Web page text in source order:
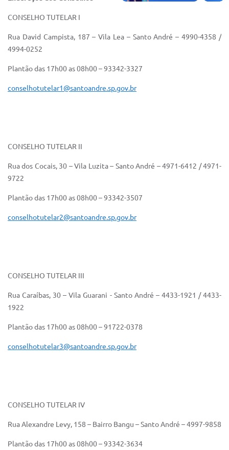
CONSELHO TUTELAR I
Rua David Campista, 187 – Vila Lea – Santo André – 4990-4358 /
4994-0252
Plantão das 17h00 as 08h00 – 93342-3327
conselhotutelar1@santoandre.sp.gov.br
CONSELHO TUTELAR II
Rua dos Cocais, 30 – Vila Luzita – Santo André – 4971-6412 / 4971-
9722
Plantão das 17h00 as 08h00 – 93342-3507
conselhotutelar2@santoandre.sp.gov.br
CONSELHO TUTELAR III
Rua Caraíbas, 30 – Vila Guarani - Santo André – 4433-1921 / 4433-
1922
Plantão das 17h00 as 08h00 – 91722-0378
conselhotutelar3@santoandre.sp.gov.br
CONSELHO TUTELAR IV
Rua Alexandre Levy, 158 – Bairro Bangu – Santo André – 4997-9858
Plantão das 17h00 as 08h00 – 93342-3634